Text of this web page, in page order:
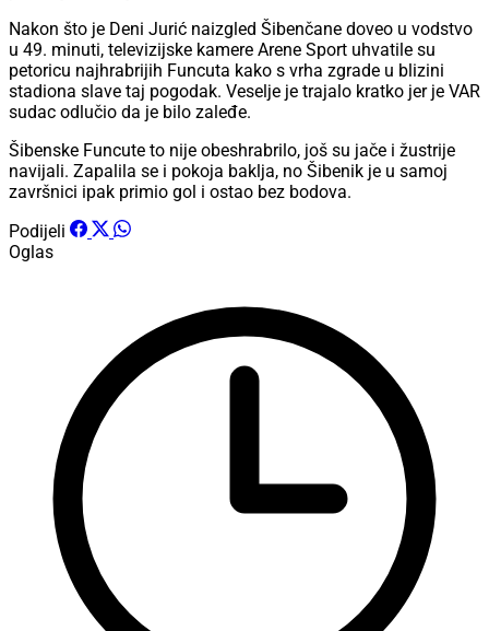
Nakon što je Deni Jurić naizgled Šibenčane doveo u vodstvo
u 49. minuti, televizijske kamere Arene Sport uhvatile su
petoricu najhrabrijih Funcuta kako s vrha zgrade u blizini
stadiona slave taj pogodak. Veselje je trajalo kratko jer je VAR
sudac odlučio da je bilo zaleđe.
Šibenske Funcute to nije obeshrabrilo, još su jače i žustrije
navijali. Zapalila se i pokoja baklja, no Šibenik je u samoj
završnici ipak primio gol i ostao bez bodova.
Podijeli
Oglas